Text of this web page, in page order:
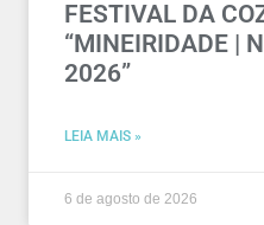
FESTIVAL DA
“MINEIRIDADE |
2026”
LEIA MAIS »
6 de agosto de 2026